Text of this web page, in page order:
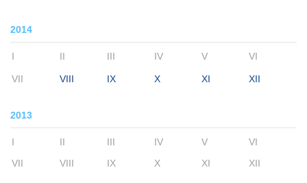
2014
I II III IV V VI
VII VIII IX X XI XII
2013
I II III IV V
VI
VII
VIII IX X XI XII